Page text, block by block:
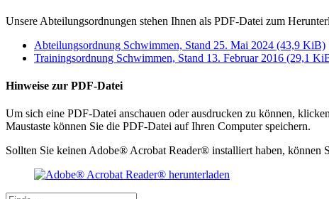
Unsere Abteilungsordnungen stehen Ihnen als PDF-Datei zum
Abteilungsordnung Schwimmen, Stand 25. Mai 2024 (43,9 KiB)
Trainingsordnung Schwimmen, Stand 13. Februar 2016 (29,1
Hinweise zur PDF-Datei
Um sich eine PDF-Datei anschauen oder ausdrucken zu können,
Maustaste können Sie die PDF-Datei auf Ihren Computer speichern.
Sollten Sie keinen Adobe® Acrobat Reader® installiert haben,